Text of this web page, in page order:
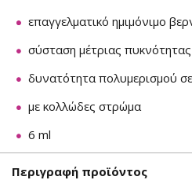
επαγγελματικό ημιμόνιμο
σύσταση μέτριας πυκνότητας
δυνατότητα πολυμερισμού
με κολλώδες στρώμα
6 ml
Περιγραφή προϊόντος